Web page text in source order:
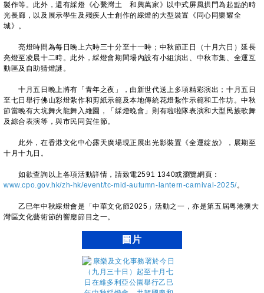
製作等。此外，還有綵燈《心繫灣土 和興萬家》以中式屏風拱門為起點的時
光長廊，以及展示學生及殘疾人士創作的綵燈的大型裝置《同心同樂耀全
城》。
亮燈時間為每日晚上六時三十分至十一時；中秋節正日（十月六日）延長
亮燈至凌晨十二時。此外，綵燈會期間場內設有小組演出、中秋市集、全運互
動區及自助猜燈謎。
十月五日晚上將有「青年之夜」，由新世代送上多項精彩演出；十月五日
至七日舉行佛山彩燈紮作和剪紙示範及本地傳統花燈紮作示範和工作坊。中秋
節當晚有大坑舞火龍舞入維園，「綵燈晚會」則有啦啦隊表演和大型民族歌舞
及綜合表演等，與市民同賀佳節。
此外，在香港文化中心露天廣場現正展出光影裝置《全運綻放》，展期至
十月十九日。
如欲查詢以上各項活動詳情，請致電2591 1340或瀏覽網頁：
www.cpo.gov.hk/zh-hk/event/tc-mid-autumn-lantern-carnival-2025/。
乙巳年中秋綵燈會是「中華文化節2025」活動之一，亦是第五屆粤港澳大
灣區文化藝術節的響應節目之一。
圖片